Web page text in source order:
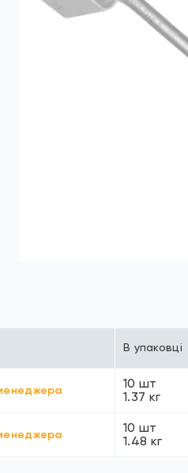
В упаковці
10 шт
1.37 кг
10 шт
1.48 кг